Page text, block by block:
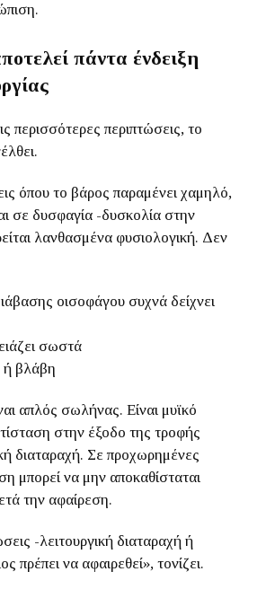
πάντα ένδειξη
περισσότερες περιπτώσεις, το
όπου το βάρος παραμένει χαμηλό,
σε δυσφαγία -δυσκολία στην
λανθασμένα φυσιολογική. Δεν
οισοφάγου συχνά δείχνει
σωστά
ή βλάβη
απλός σωλήνας. Είναι μυϊκό
στην έξοδο της τροφής
διαταραχή. Σε προχωρημένες
μπορεί να μην αποκαθίσταται
την αφαίρεση.
-λειτουργική διαταραχή ή
πρέπει να αφαιρεθεί», τονίζει.